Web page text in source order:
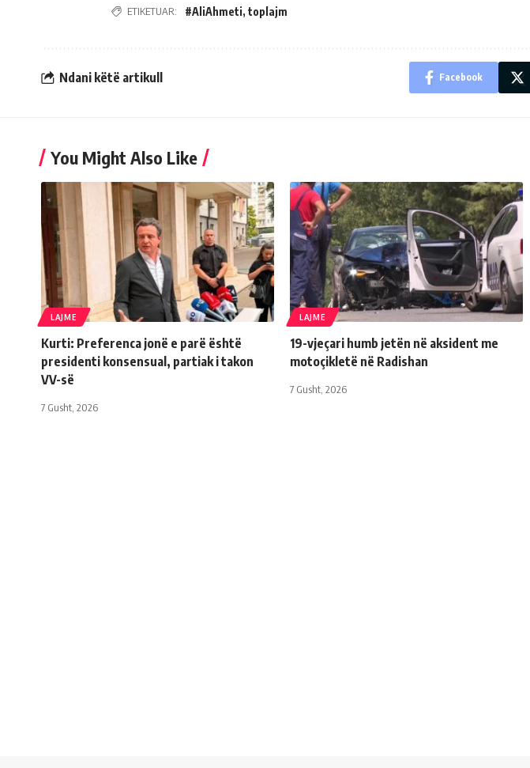
ETIKETUAR: #AliAhmeti, toplajm
Ndani këtë artikull Facebook
You Might Also Like
LAJME
Kurti: Preferenca jonë e parë është
presidenti konsensual, partiak i takon
VV-së
7 Gusht, 2026
LAJME
19-vjeçari humb jetën në aksident me
motoçikletë në Radishan
7 Gusht, 2026